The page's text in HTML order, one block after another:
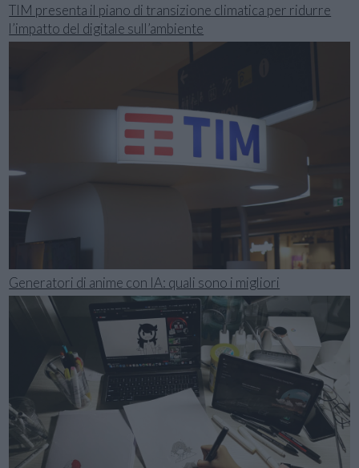
TIM presenta il piano di transizione climatica per ridurre
l’impatto del digitale sull’ambiente
Generatori di anime con IA: quali sono i migliori